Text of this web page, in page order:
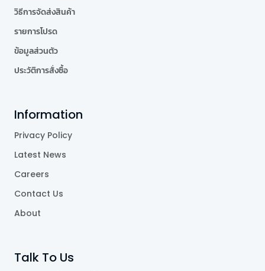
วิธีการจัดส่งสินค้า
รายการโปรด
ข้อมูลส่วนตัว
ประวัติการสั่งซื้อ
Information
Privacy Policy
Latest News
Careers
Contact Us
About
Talk To Us